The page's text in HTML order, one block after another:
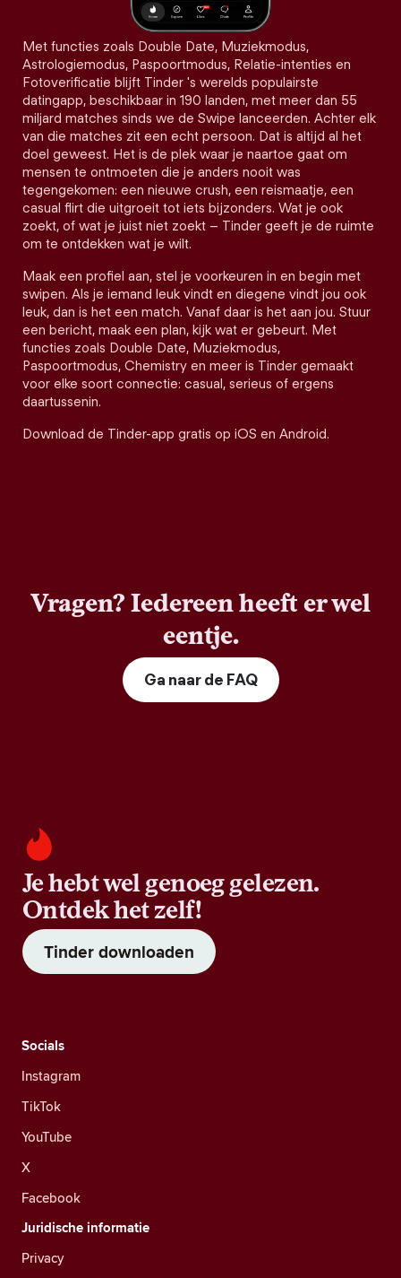
Met functies zoals Double Date, Muziekmodus,
Astrologiemodus, Paspoortmodus, Relatie-intenties en
Fotoverificatie blijft Tinder 's werelds populairste
datingapp, beschikbaar in 190 landen, met meer dan 55
miljard matches sinds we de Swipe lanceerden. Achter elk
van die matches zit een echt persoon. Dat is altijd al het
doel geweest. Het is de plek waar je naartoe gaat om
mensen te ontmoeten die je anders nooit was
tegengekomen: een nieuwe crush, een reismaatje, een
casual flirt die uitgroeit tot iets bijzonders. Wat je ook
zoekt, of wat je juist niet zoekt – Tinder geeft je de ruimte
om te ontdekken wat je wilt.
Maak een profiel aan, stel je voorkeuren in en begin met
swipen. Als je iemand leuk vindt en diegene vindt jou ook
leuk, dan is het een match. Vanaf daar is het aan jou. Stuur
een bericht, maak een plan, kijk wat er gebeurt. Met
functies zoals Double Date, Muziekmodus,
Paspoortmodus, Chemistry en meer is Tinder gemaakt
voor elke soort connectie: casual, serieus of ergens
daartussenin.
Download de Tinder-app gratis op iOS en Android.
Vragen? Iedereen heeft er wel
eentje.
Ga naar de FAQ
Je hebt wel genoeg gelezen.
Ontdek het zelf!
Tinder downloaden
Socials
Instagram
TikTok
YouTube
X
Facebook
Juridische informatie
Privacy